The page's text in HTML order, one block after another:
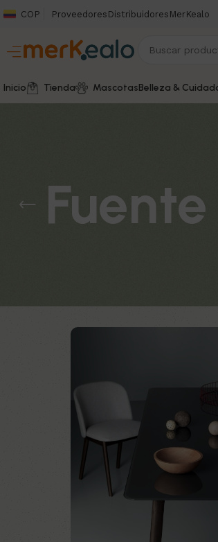
COP Proveedores Distribuidores MerKealo
Inicio Tienda MascotasBelleza &